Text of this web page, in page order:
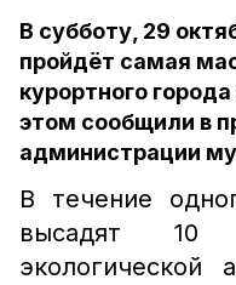
В субботу, 29
пройдёт самая
курортного
этом сообщили в
администрации
В течение
высадят
экологической